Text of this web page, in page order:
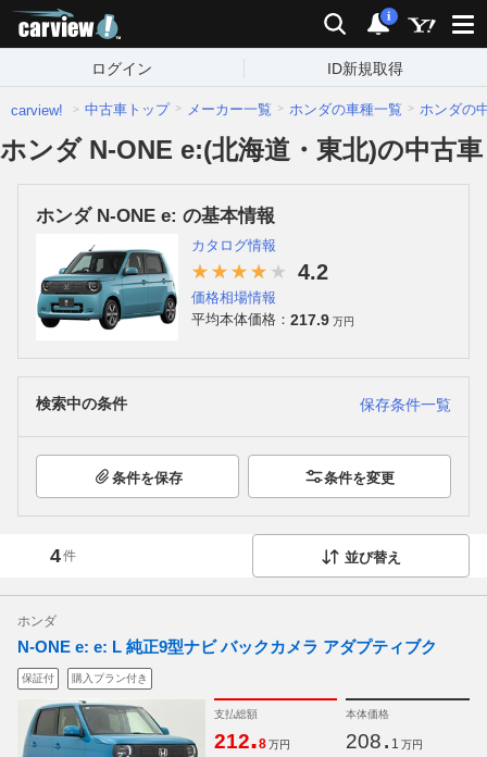
検索 通知
i
ログイン ID新規取得
carview! 中古車トップ メーカー一覧 ホンダの車種一覧 ホンダの
ホンダ N-ONE e:(北海道・東北)の中古車
ホンダ N-ONE e: の基本情報
カタログ情報
4.2
価格相場情報
平均本体価格： 217.9 万円
検索中の条件 保存条件一覧
条件を保存 条件を変更
4件 並び替え
ホンダ
N-ONE e: e: L 純正9型ナビ バックカメラ アダプティブク
保証付 購入プラン付き
支払総額
212.8 万円
本体価格
208. 1 万円